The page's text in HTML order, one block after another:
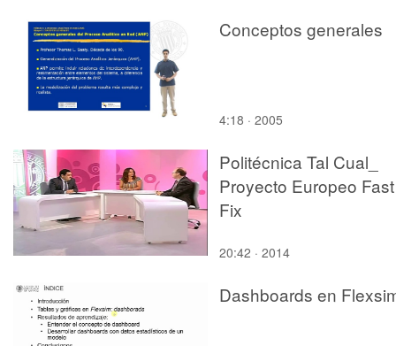
Conceptos generales
4:18 · 2005
Politécnica Tal Cual_
Proyecto Europeo Fast
Fix
20:42 · 2014
Dashboards en